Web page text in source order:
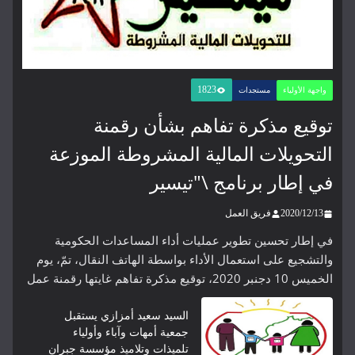
واجهة الأولياء مستجدات 1823
توقيع مذكرة تفاهم بشأن رقمنة
التحويلات المالية المشروطة الموزعة
في إطار برنامج \"تيسير
2020/12/13 فريق العمل
في إطار تحسين تطوير عمليات أداء المساعدات الحكومية
والتشجيع على استعمال الأداء بواسطة الهاتف النقال، تمّ، يوم
الخميس 10 دجنبر 2020، توقيع مذكرة تفاهم غايتها رقمنة عمل
السيد سعيد أمزازي يستقبل
جمعية أمهات وآباء وأولياء
تلميذات وتلاميذ مؤسسة جبران